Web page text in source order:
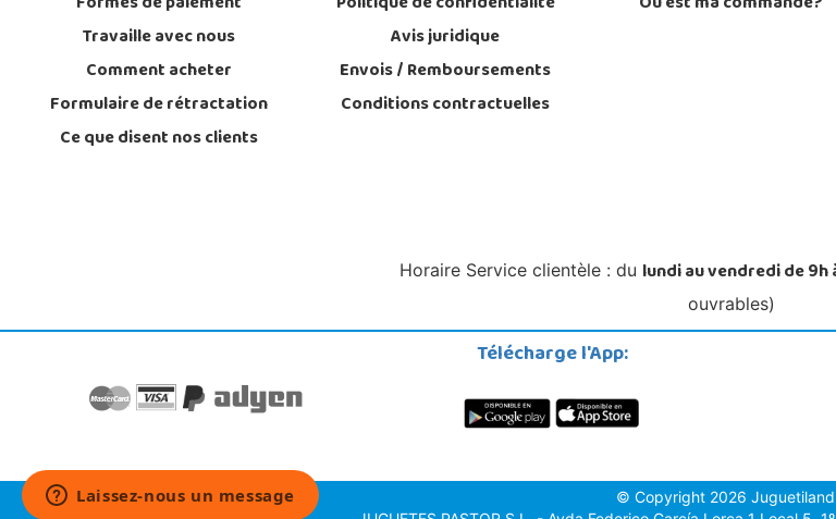
Travaille avec nous
Comment acheter
Formulaire de rétractation
Ce que disent nos clients
Avis juridique
Envois / Remboursements
Conditions contractuelles
Horaire Service clientèle : du lundi au vendredi de 9h
ouvrables)
Télécharge l'App:
© Copyright 2026